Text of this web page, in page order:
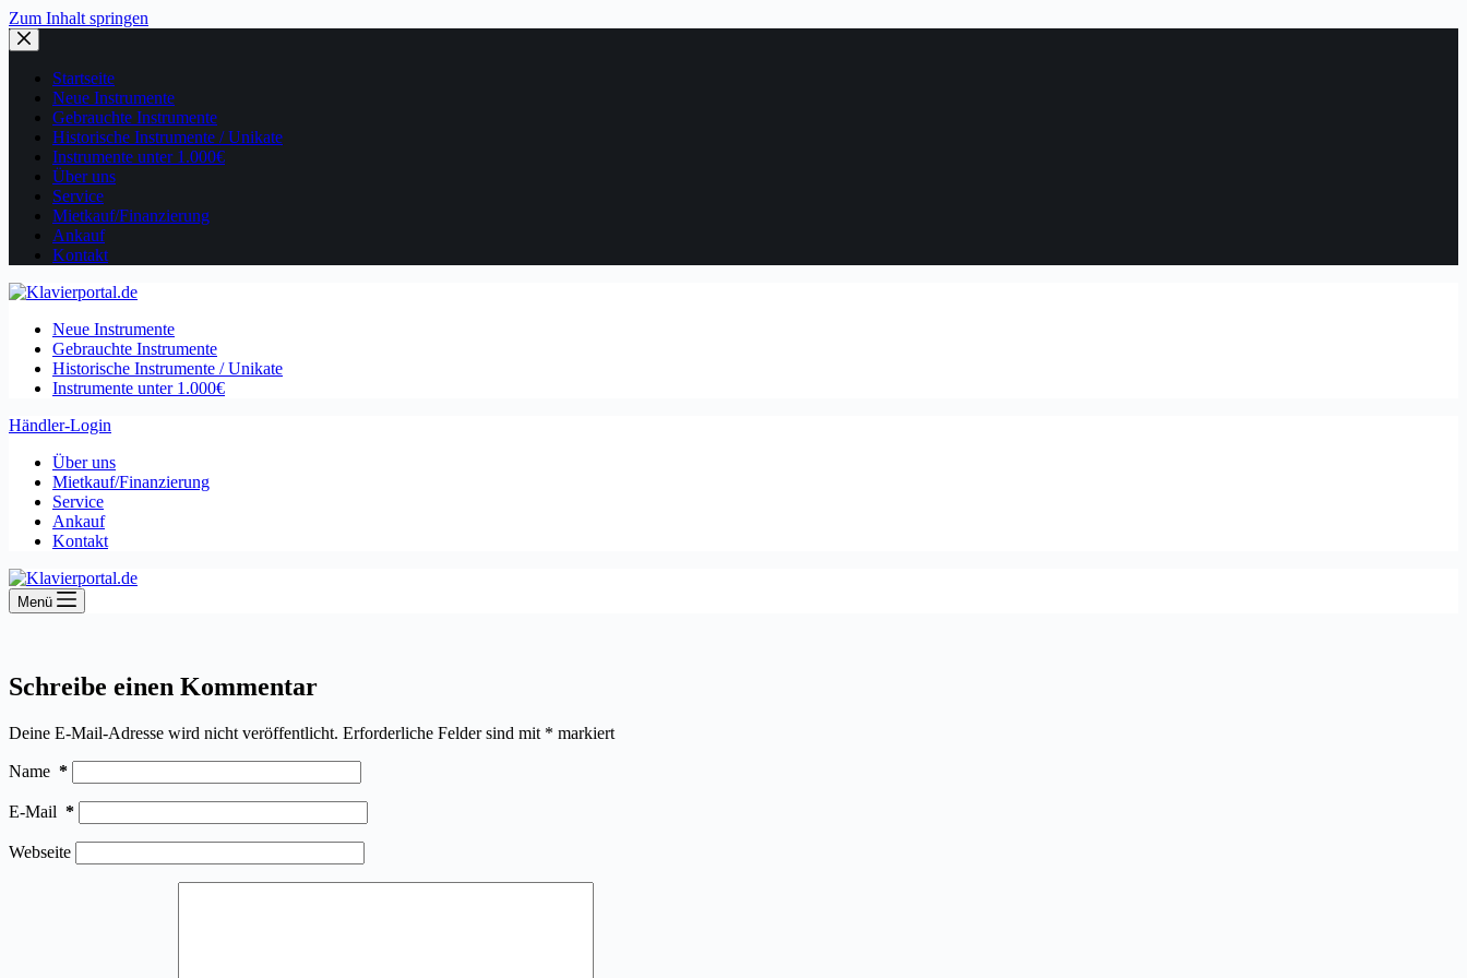
Zum Inhalt springen
Startseite
Neue Instrumente
Gebrauchte Instrumente
Historische Instrumente / Unikate
Instrumente unter 1.000€
Über uns
Service
Mietkauf/Finanzierung
Ankauf
Kontakt
Neue Instrumente
Gebrauchte Instrumente
Historische Instrumente / Unikate
Instrumente unter 1.000€
Händler-Login
Über uns
Mietkauf/Finanzierung
Service
Ankauf
Kontakt
Menü
Schreibe einen Kommentar
Deine E-Mail-Adresse wird nicht veröffentlicht. Erforderliche Felder sind mit * markiert
Name *
E-Mail *
Webseite